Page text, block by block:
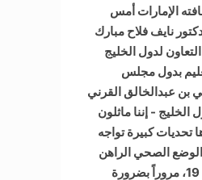
الإمارات أمس
نايف فلاح مبارك
لدول الخليج
بدول مجلس
بن عبدالخالق القرني
الخليج - إننا ماثلون
تحديات كبيرة تواجه
الوضع الصحي الراهن
المتمثل في فيروس كوفيد 19، مروراً بضرورة